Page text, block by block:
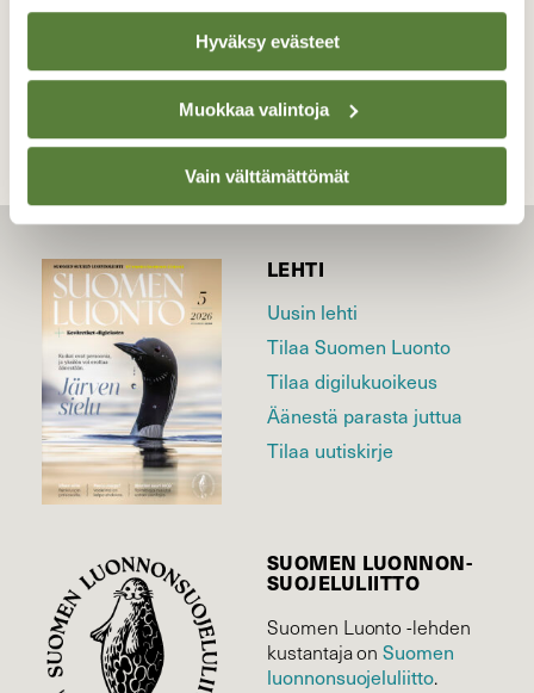
Hyväksy evästeet
Muokkaa valintoja
Vain välttämättömät
TAKAISIN LISTAAN
LEHTI
Uusin lehti
Tilaa Suomen Luonto
Tilaa digilukuoikeus
Äänestä parasta juttua
Tilaa uutiskirje
SUOMEN LUONNON­
SUOJELU­LIITTO
Suomen Luonto -lehden
kustantaja onSuomen
luonnonsuojelu­liitto.